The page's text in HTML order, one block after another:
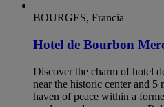
BOURGES, Francia
Hotel de Bourbon
Discover the charm of hotel
near the historic center and
haven of peace within a